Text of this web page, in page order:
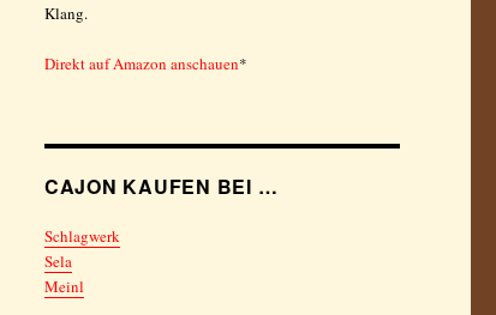
Klang.
Direkt auf Amazon anschauen*
CAJON KAUFEN BEI …
Schlagwerk
Sela
Meinl